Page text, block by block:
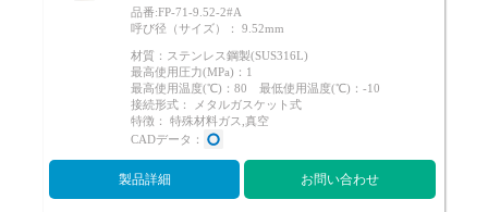
品番:FP-71-9.52-2#A
呼び径（サイズ）： 9.52mm
材質：ステンレス鋼製(SUS316L)
最高使用圧力(MPa)：1
最高使用温度(℃)：80 最低使用温度(℃)：-10
接続形式： メタルガスケット式
特徴： 特殊材料ガス,真空
CADデータ：
製品詳細 お問い合わせ